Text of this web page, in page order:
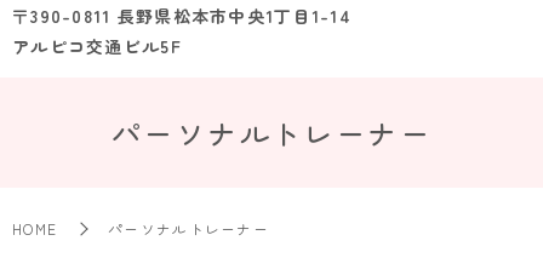
〒390-0811 長野県松本市中央1丁目1-14
アルピコ交通ビル5F
パーソナルトレーナー
HOME パーソナルトレーナー